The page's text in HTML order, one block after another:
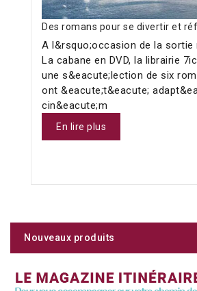
Des romans pour se divertir et
A l&rsquo;occasion de la sortie
La cabane en DVD, la librairie
une s&eacute;lection de six
ont &eacute;t&eacute;
cin&eacute;m
En lire plus
Nouveaux produits